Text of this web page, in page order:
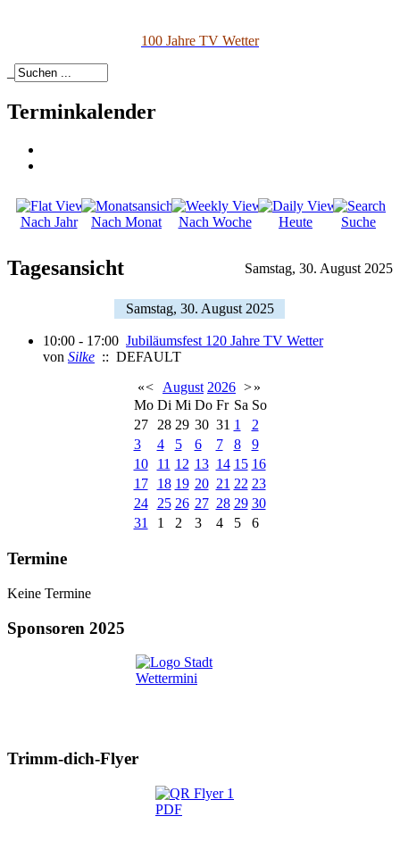
100 Jahre TV Wetter
Terminkalender
Nach Jahr Nach Monat Nach Woche Heute Suche
Tagesansicht Samstag, 30. August 2025
Samstag, 30. August 2025
10:00 - 17:00 Jubiläumsfest 120 Jahre TV Wetter
von Silke :: DEFAULT
«< August 2026 >»
Mo Di Mi Do Fr Sa So
27
28 29 30 31 1
2
3
4 5 6 7 8
9
10
11 12 13 14 15 16
17
18 19 20 21 22 23
24
25 26 27 28 29 30
31
1 2 3 4 5 6
Termine
Keine Termine
Sponsoren 2025
Trimm-dich-Flyer